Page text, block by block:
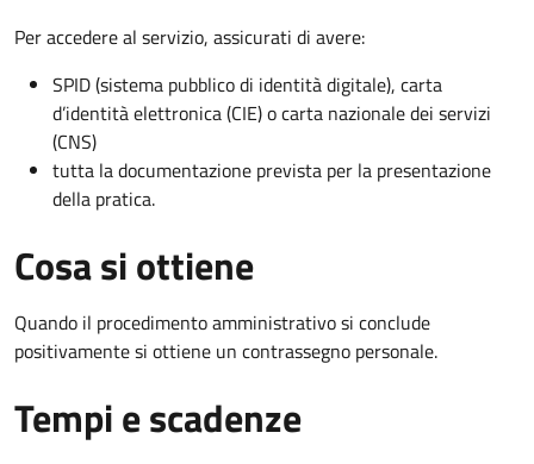
Per accedere al servizio, assicurati di avere:
SPID (sistema pubblico di identità digitale), carta
d’identità elettronica (CIE) o carta nazionale dei servizi
(CNS)
tutta la documentazione prevista per la presentazione
della pratica.
Cosa si ottiene
Quando il procedimento amministrativo si conclude
positivamente si ottiene un contrassegno personale.
Tempi e scadenze